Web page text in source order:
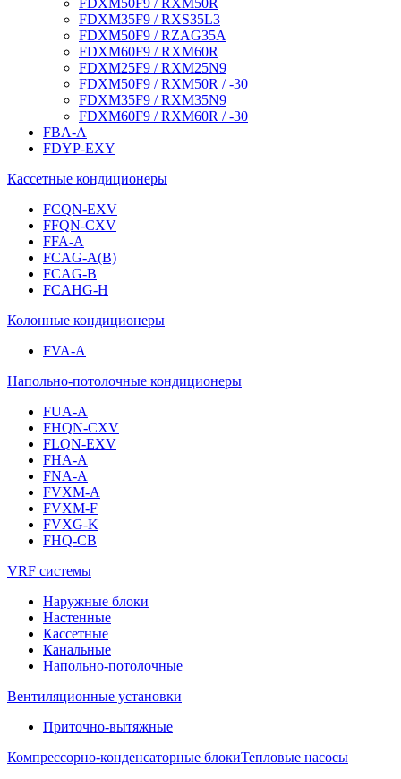
FDXM50F9 / RXM50R
FDXM35F9 / RXS35L3
FDXM50F9 / RZAG35A
FDXM60F9 / RXM60R
FDXM25F9 / RXM25N9
FDXM50F9 / RXM50R / -30
FDXM35F9 / RXM35N9
FDXM60F9 / RXM60R / -30
FBA-A
FDYP-EXY
Кассетные кондиционеры
FCQN-EXV
FFQN-CXV
FFA-A
FCAG-A(B)
FCAG-B
FCAHG-H
Колонные кондиционеры
FVA-A
Напольно-потолочные кондиционеры
FUA-A
FHQN-CXV
FLQN-EXV
FHA-A
FNA-A
FVXM-A
FVXM-F
FVXG-K
FHQ-CB
VRF системы
Наружные блоки
Настенные
Кассетные
Канальные
Напольно-потолочные
Вентиляционные установки
Приточно-вытяжные
Компрессорно-конденсаторные блокиТепловые насосы